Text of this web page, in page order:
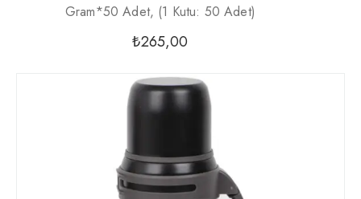
Gram*50 Adet, (1 Kutu: 50 Adet)
₺265,00